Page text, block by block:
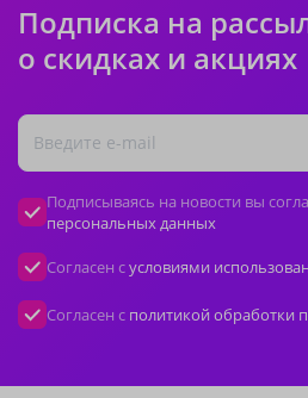
Подписка на
о скидках и акциях
Подписываясь на новости вы
персональных данных
Согласен сусловиями
Согласен с политикой обработки